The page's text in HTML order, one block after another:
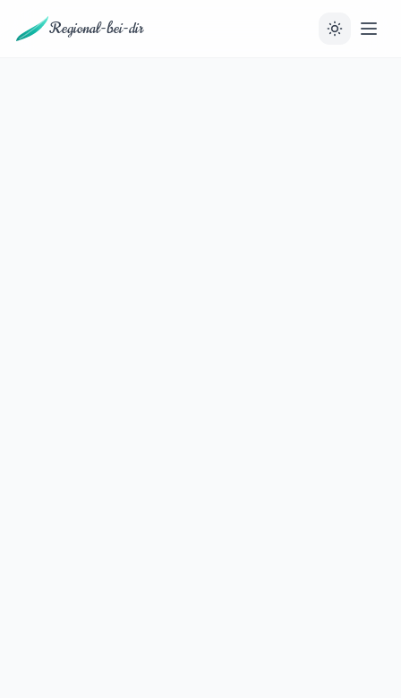
Regional-bei-dir